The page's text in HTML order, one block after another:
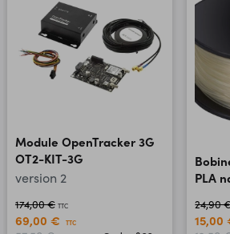
Module OpenTracker 3G
OT2-KIT-3G
version 2
174,00 € TTC
69,00 € TTC
PLA
24,90
15,00